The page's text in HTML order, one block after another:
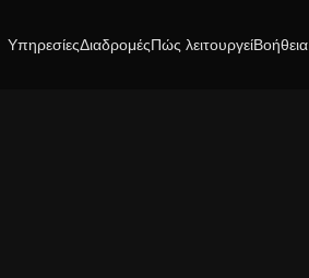
ΥπηρεσίεςΔιαδρομέςΠώς λειτουργείΒοήθεια